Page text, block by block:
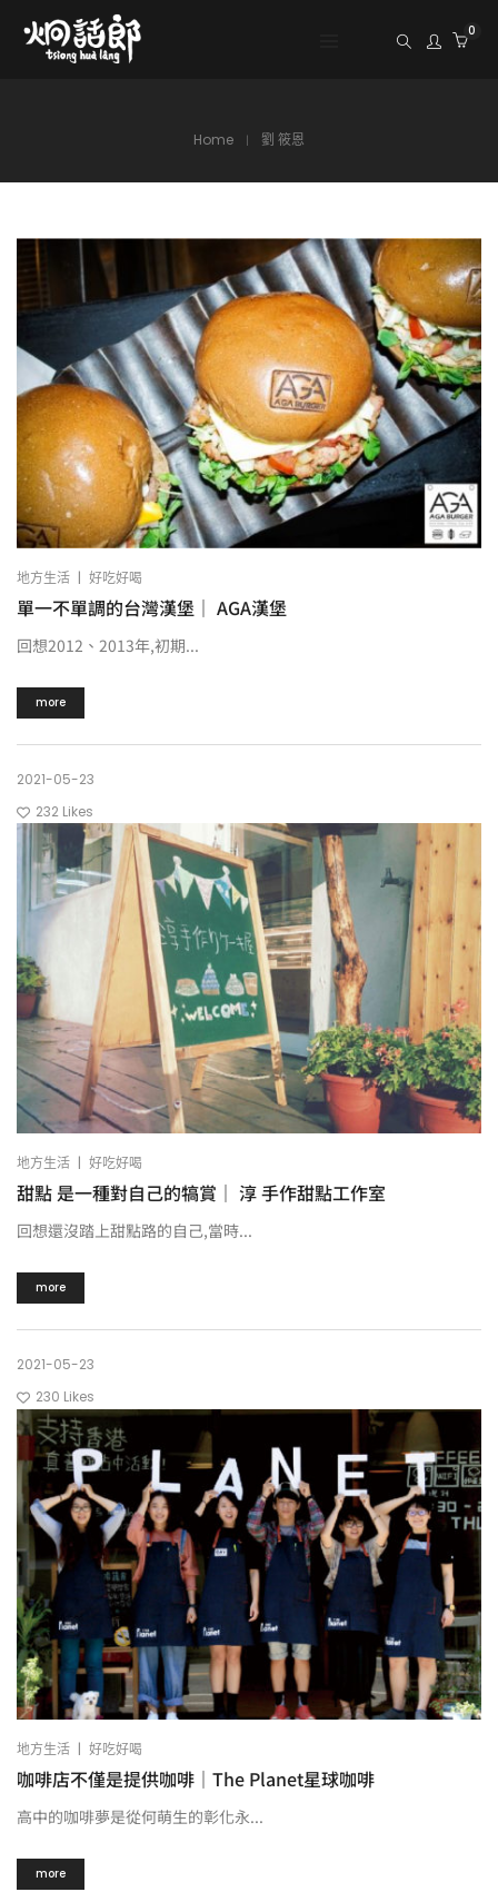
0
Home 劉 筱恩
地方生活 | 好吃好喝
單一不單調的台灣漢堡｜ AGA漢堡
回想2012、2013年,初期...
more
2021-05-23
232 Likes
地方生活 | 好吃好喝
甜點 是一種對自己的犒賞｜ 淳 手作甜點工作室
回想還沒踏上甜點路的自己,當時...
more
2021-05-23
230 Likes
地方生活 | 好吃好喝
咖啡店不僅是提供咖啡｜The Planet星球咖啡
高中的咖啡夢是從何萌生的彰化永...
more